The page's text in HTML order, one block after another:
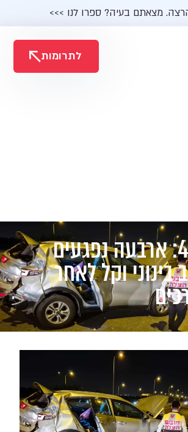
מצאתם בעיה? ספרו לנו >>>
לתרומות
כביש 444: ארבעה נפגעים
בינוני וקל לאחר